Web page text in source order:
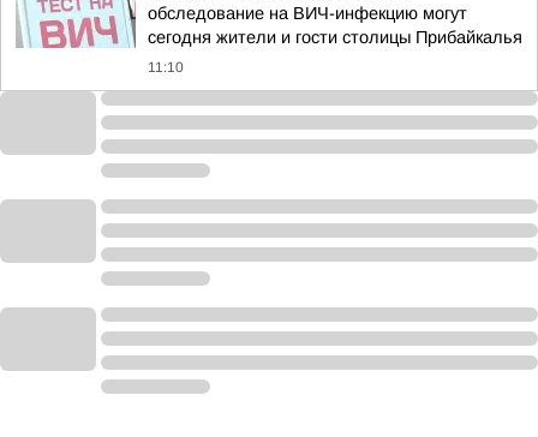
обследование на ВИЧ-инфекцию могут
сегодня жители и гости столицы Прибайкалья
11:10